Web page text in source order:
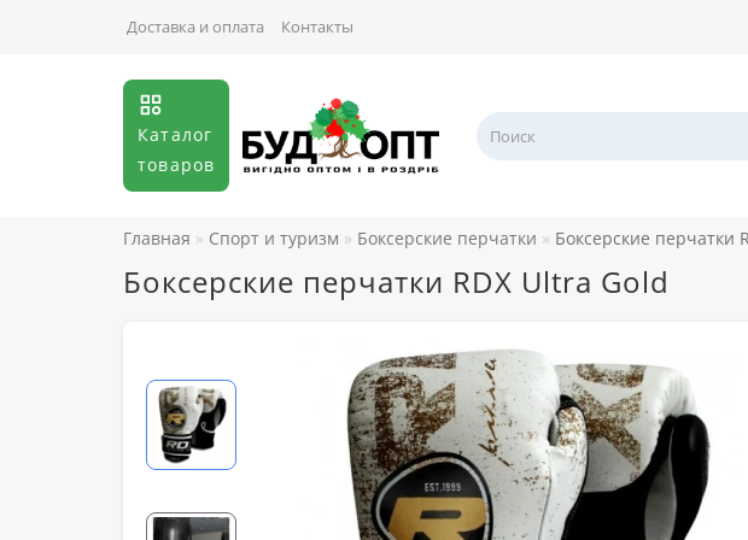
Доставка и оплата Контакты
Каталог
товаров
Главная Спорт и туризм Боксерские перчатки Боксерские перчатки
Боксерские перчатки RDX Ultra Gold